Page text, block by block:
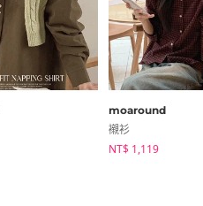
moaround
襯衫
NT$ 1,119